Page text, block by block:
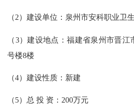
（2）建设单位：泉州市安科职业卫
（3）建设地点：福建省泉州市晋江
号楼8楼
（4）建设性质：新建
（5）总 投 资：200万元